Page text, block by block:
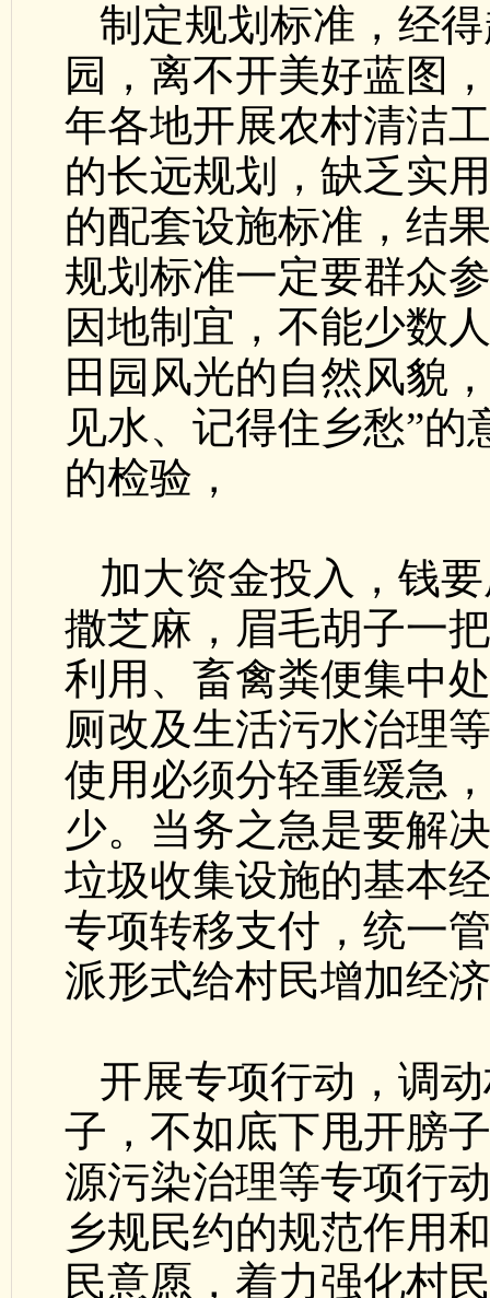
制定规划标准，经
园，离不开美好蓝图
年各地开展农村清洁
的长远规划，缺乏实
的配套设施标准，结
规划标准一定要群众
因地制宜，不能少数
田园风光的自然风貌
见水、记得住乡愁”
的检验，
加大资金投入，钱
撒芝麻，眉毛胡子一
利用、畜禽粪便集中
厕改及生活污水治理
使用必须分轻重缓急
少。当务之急是要解
垃圾收集设施的基本
专项转移支付，统一
派形式给村民增加经
开展专项行动，调
子，不如底下甩开膀
源污染治理等专项行
乡规民约的规范作用
民意愿，着力强化村